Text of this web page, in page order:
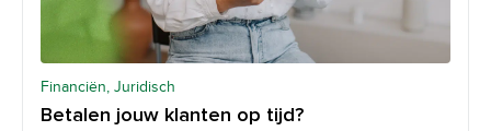
Financiën, Juridisch
Betalen jouw klanten op tijd?